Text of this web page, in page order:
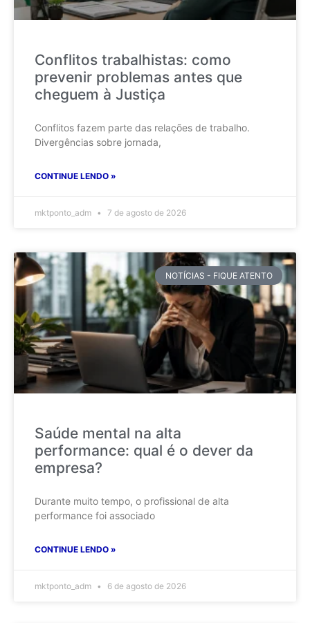
Conflitos trabalhistas: como
prevenir problemas antes que
cheguem à Justiça
Conflitos fazem parte das relações de trabalho.
Divergências sobre jornada,
CONTINUE LENDO »
mktponto_adm 7 de agosto de 2026
NOTÍCIAS - FIQUE ATENTO
Saúde mental na alta
performance: qual é o dever da
empresa?
Durante muito tempo, o profissional de alta
performance foi associado
CONTINUE LENDO »
mktponto_adm 6 de agosto de 2026